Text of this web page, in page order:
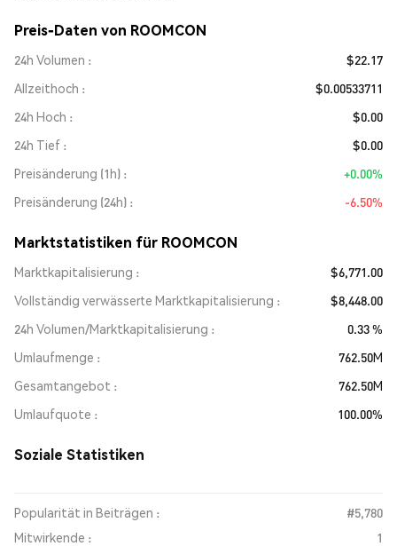
Preis-Daten von ROOMCON
24h Volumen
$22.17
Allzeithoch
$0.00533711
24h Hoch
$0.00
24h Tief
$0.00
Preisänderung (1h)
+0.00%
Preisänderung (24h)
-6.50%
Marktstatistiken für ROOMCON
Marktkapitalisierung
$6,771.00
Vollständig verwässerte Marktkapitalisierung
$8,448.00
24h Volumen/Marktkapitalisierung
0.33 %
Umlaufmenge
762.50M
Gesamtangebot
762.50M
Umlaufquote
100.00%
Soziale Statistiken
Popularität in Beiträgen :
#5,780
Mitwirkende :
1